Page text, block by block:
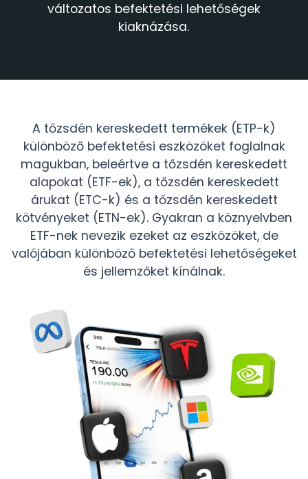
változatos befektetési lehetőségek
kiaknázása.
A tőzsdén kereskedett termékek (ETP-k)
különböző befektetési eszközöket foglalnak
magukban, beleértve a tőzsdén kereskedett
alapokat (ETF-ek), a tőzsdén kereskedett
árukat (ETC-k) és a tőzsdén kereskedett
kötvényeket (ETN-ek). Gyakran a köznyelvben
ETF-nek nevezik ezeket az eszközöket, de
valójában különböző befektetési lehetőségeket
és jellemzőket kínálnak.